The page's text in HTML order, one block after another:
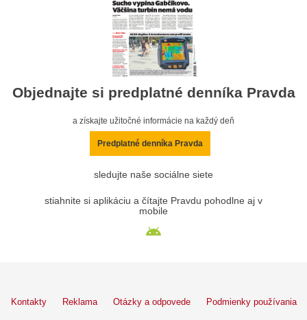
Objednajte si predplatné denníka Pravda
a získajte užitočné informácie na každý deň
Predplatné denníka Pravda
sledujte naše sociálne siete
stiahnite si aplikáciu a čítajte Pravdu pohodlne aj v
mobile
Kontakty Reklama Otázky a odpovede Podmienky používania